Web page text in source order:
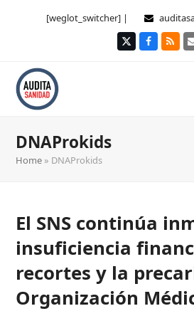
[weglot_switcher] |
TwitterFacebook
RSS
DNAProkids
Home » DNAProkids
El SNS continúa
insuficiencia
recortes y la
Organización